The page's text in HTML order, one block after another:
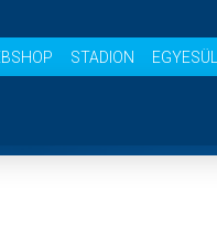
STADION